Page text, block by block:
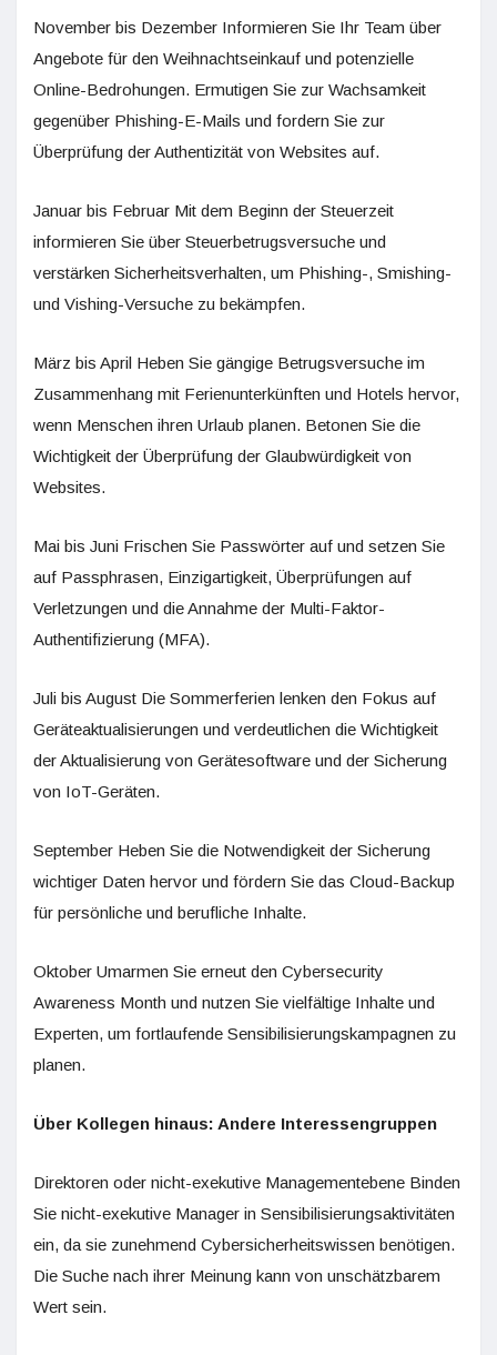
November bis Dezember Informieren Sie Ihr Team über
Angebote für den Weihnachtseinkauf und potenzielle
Online-Bedrohungen. Ermutigen Sie zur Wachsamkeit
gegenüber Phishing-E-Mails und fordern Sie zur
Überprüfung der Authentizität von Websites auf.
Januar bis Februar Mit dem Beginn der Steuerzeit
informieren Sie über Steuerbetrugsversuche und
verstärken Sicherheitsverhalten, um Phishing-, Smishing-
und Vishing-Versuche zu bekämpfen.
März bis April Heben Sie gängige Betrugsversuche im
Zusammenhang mit Ferienunterkünften und Hotels hervor,
wenn Menschen ihren Urlaub planen. Betonen Sie die
Wichtigkeit der Überprüfung der Glaubwürdigkeit von
Websites.
Mai bis Juni Frischen Sie Passwörter auf und setzen Sie
auf Passphrasen, Einzigartigkeit, Überprüfungen auf
Verletzungen und die Annahme der Multi-Faktor-
Authentifizierung (MFA).
Juli bis August Die Sommerferien lenken den Fokus auf
Geräteaktualisierungen und verdeutlichen die Wichtigkeit
der Aktualisierung von Gerätesoftware und der Sicherung
von IoT-Geräten.
September Heben Sie die Notwendigkeit der Sicherung
wichtiger Daten hervor und fördern Sie das Cloud-Backup
für persönliche und berufliche Inhalte.
Oktober Umarmen Sie erneut den Cybersecurity
Awareness Month und nutzen Sie vielfältige Inhalte und
Experten, um fortlaufende Sensibilisierungskampagnen zu
planen.
Über Kollegen hinaus: Andere Interessengruppen
Direktoren oder nicht-exekutive Managementebene Binden
Sie nicht-exekutive Manager in Sensibilisierungsaktivitäten
ein, da sie zunehmend Cybersicherheitswissen benötigen.
Die Suche nach ihrer Meinung kann von unschätzbarem
Wert sein.